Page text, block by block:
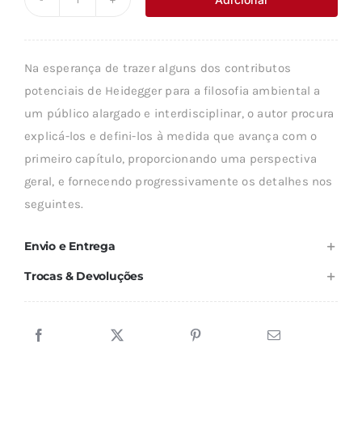
era:
é:
HEIDEGGER
Na esperança de trazer alguns dos contributos
potenciais de Heidegger para a filosofia ambiental a
um público alargado e interdisciplinar, o autor procura
explicá-los e defini-los à medida que avança com o
primeiro capítulo, proporcionando uma perspectiva
geral, e fornecendo progressivamente os detalhes nos
seguintes.
Envio e Entrega
Trocas & Devoluções